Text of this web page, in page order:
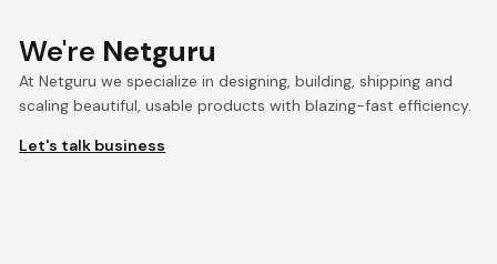
We're Netguru
At Netguru we specialize in designing, building, shipping and
scaling beautiful, usable products with blazing-fast efficiency.
Let's talk business